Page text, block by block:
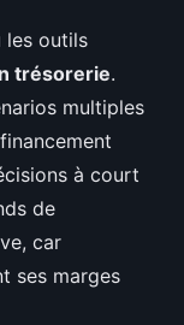
les outils
trésorerie.
multiples
à court
de
car
ses marges